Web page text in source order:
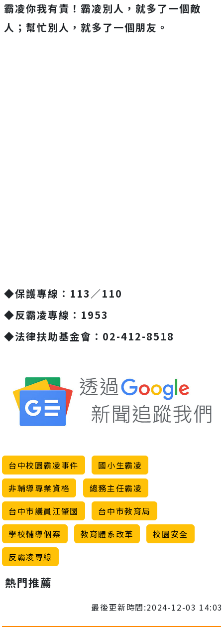
霸凌你我有責！霸凌別人，就多了一個敵
人；幫忙別人，就多了一個朋友。
◆保護專線：113／110
◆反霸凌專線：1953
◆法律扶助基金會：02-412-8518
台中校園霸凌事件
國小生霸凌
非輔導專業資格
總務主任霸凌
台中市議員江肇國
台中市教育局
學校輔導個案
教育體系改革
校園安全
反霸凌專線
熱門推薦
最後更新時間:2024-12-03 14:03